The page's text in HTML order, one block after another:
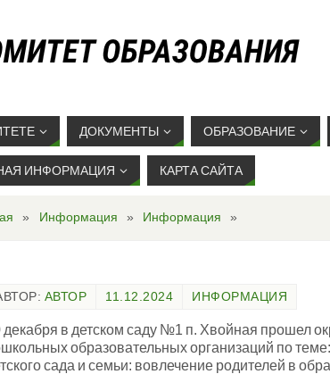
ДОКУМЕНТЫ ОБРАЗОВАНИЕ
ИНФОРМАЦИЯ КАРТА САЙТА
» Информация » Информация »
АВТОР 11.12.2024 ИНФОРМАЦИЯ
декабря в детском саду №1 п. Хвойная прошел
образовательных организаций по
сада и семьи: вовлечение родителей в